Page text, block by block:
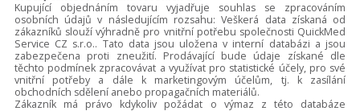
Kupující objednáním tovaru vyjadřuje souhlas se zpracováním
osobních údajů v následujícím rozsahu: Veškerá data získaná od
zákazníků slouží výhradně pro vnitřní potřebu společnosti QuickMed
Service CZ s.r.o.. Tato data jsou uložena v interní databázi a jsou
zabezpečena proti zneužití. Prodávající bude údaje získané dle
těchto podmínek zpracovávat a využívat pro statistické účely, pro své
vnitřní potřeby a dále k marketingovým účelům, tj. k zasílání
obchodních sdělení anebo propagačních materiálů.
Zákazník má právo kdykoliv požádat o výmaz z této databáze